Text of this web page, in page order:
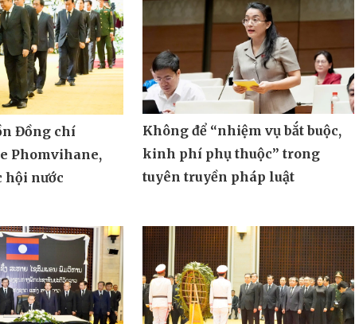
Đồng chí
Phomvihane,
hội nước
Không để “nhiệm vụ bắt buộc,
kinh phí phụ thuộc” trong
tuyên truyền pháp luật